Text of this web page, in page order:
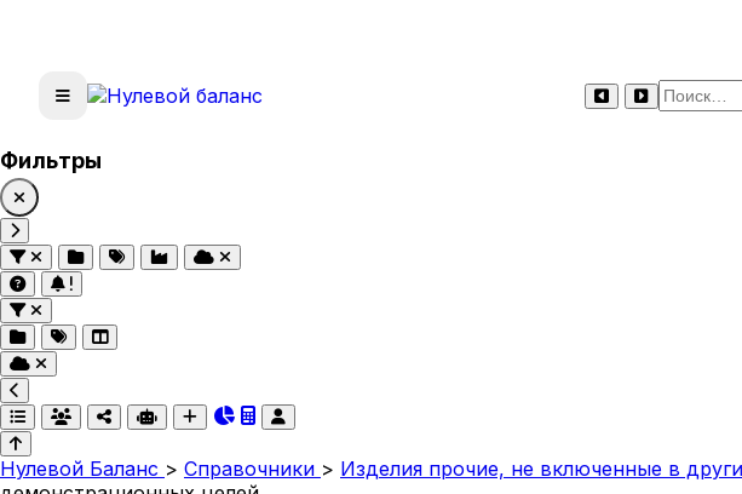
Поиск
Фильтры
Нулевой Баланс > Справочники > Изделия прочие, не включенные в